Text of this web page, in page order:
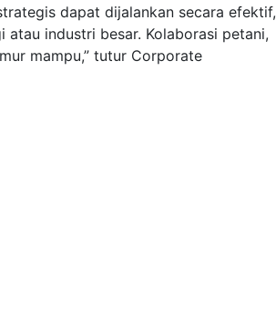
dapat dijalankan secara efektif,
atau industri besar. Kolaborasi petani,
mampu,” tutur Corporate